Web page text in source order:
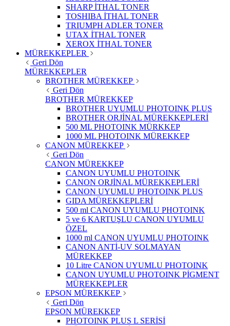
SHARP İTHAL TONER
TOSHIBA İTHAL TONER
TRIUMPH ADLER TONER
UTAX İTHAL TONER
XEROX İTHAL TONER
MÜREKKEPLER
Geri Dön
MÜREKKEPLER
BROTHER MÜREKKEP
Geri Dön
BROTHER MÜREKKEP
BROTHER UYUMLU PHOTOINK PLUS
BROTHER ORJİNAL MÜREKKEPLERİ
500 ML PHOTOINK MÜRKKEP
1000 ML PHOTOINK MÜREKKEP
CANON MÜREKKEP
Geri Dön
CANON MÜREKKEP
CANON UYUMLU PHOTOINK
CANON ORJİNAL MÜREKKEPLERİ
CANON UYUMLU PHOTOINK PLUS
GIDA MÜREKKEPLERİ
500 ml CANON UYUMLU PHOTOINK
5 ve 6 KARTUŞLU CANON UYUMLU
ÖZEL
1000 ml CANON UYUMLU PHOTOINK
CANON ANTİ-UV SOLMAYAN
MÜREKKEP
10 Litre CANON UYUMLU PHOTOINK
CANON UYUMLU PHOTOINK PİGMENT
MÜREKKEPLER
EPSON MÜREKKEP
Geri Dön
EPSON MÜREKKEP
PHOTOINK PLUS L SERİSİ